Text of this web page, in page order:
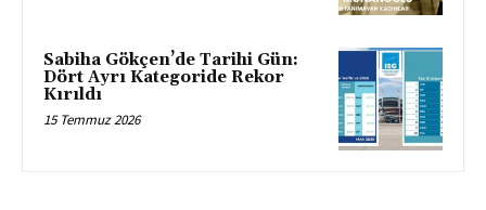
Sabiha Gökçen’de Tarihi Gün:
Dört Ayrı Kategoride Rekor
Kırıldı
15 Temmuz 2026